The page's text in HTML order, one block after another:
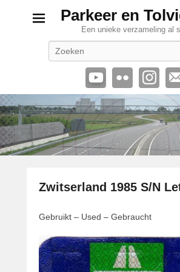
Parkeer en
Een unieke verzameling al
Zwitserland 1985 S/N
e
l
a
Gebruikt – Used – Gebraucht